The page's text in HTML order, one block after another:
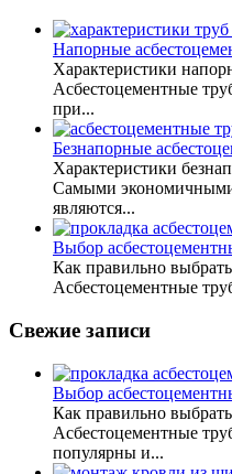
Напорные
Характеристики
Асбестоцементные
при...
Безнапорные
Характеристики
Самыми экономичными
являются...
Выбор
Как правильно
Асбестоцементные
Свежие записи
Выбор
Как правильно
Асбестоцементные
популярны и...